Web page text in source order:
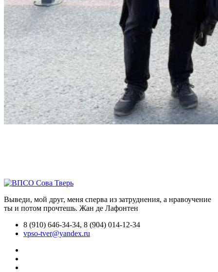
Выведи, мой друг, меня сперва из затруднения, а нравоучение
ты и потом прочтешь. Жан де Лафонтен
8 (910) 646-34-34, 8 (904) 014-12-34
vpso-tver@yandex.ru